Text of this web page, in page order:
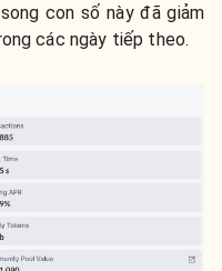
con số này đã giảm
các ngày tiếp theo.